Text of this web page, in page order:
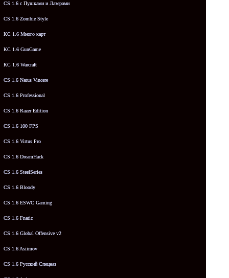
CS 1.6 с Пушками и Лазерами
CS 1.6 Zombie Style
КС 1.6 Много карт
КС 1.6 GunGame
КС 1.6 Warcraft
CS 1.6 Natus Vincere
CS 1.6 Professional
CS 1.6 Razer Edition
CS 1.6 100 FPS
CS 1.6 Virtus Pro
CS 1.6 DreamHack
CS 1.6 SteelSeries
CS 1.6 Bloody
CS 1.6 ESWC Gaming
CS 1.6 Fnatic
CS 1.6 Global Offensive v2
CS 1.6 Asiimov
CS 1.6 Русский Спецназ